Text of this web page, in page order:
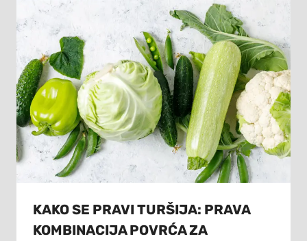
KAKO SE PRAVI TURŠIJA: PRAVA
KOMBINACIJA POVRĆA ZA